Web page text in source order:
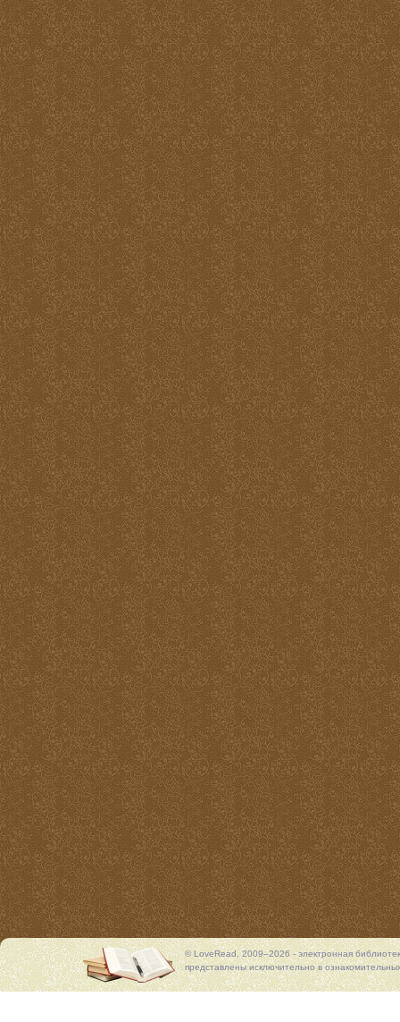
© LoveRead, 2009–2026 - электронная
представлены исключительно в